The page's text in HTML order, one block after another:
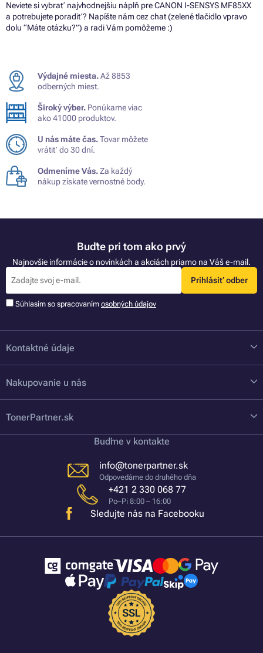
Neviete si vybrať najvhodnejšiu náplň pre CANON I-SENSYS MF85XX
a potrebujete poradiť? Napíšte nám cez chat (zelené tlačidlo vpravo
dolu “Máte otázku?”) a radi Vám pomôžeme :)
Výdajné miesta.Až 8853
odberných miest.
Široký výber. Ponúkame viac
ako 41000 produktov.
U nás máte čas.Tovar môžete
vrátiť do 30 dní.
Odmeníme Vás.Za každý
nákup získate vernostné body.
Buďte pri tom ako prvý
Najnovšie informácie o novinkách a akciách priamo na Váš e-mail.
Prihlásiť odber
Súhlasím so spracovaním osobných údajov
Kontaktné údaje
Nakupovanie u nás
TonerPartner.sk
Buďme v kontakte
info@tonerpartner.sk
Odpovedáme do druhého dňa
+421 2 330 068 77
Po–Pi 8:00 – 16:00
Sledujte nás na Facebooku